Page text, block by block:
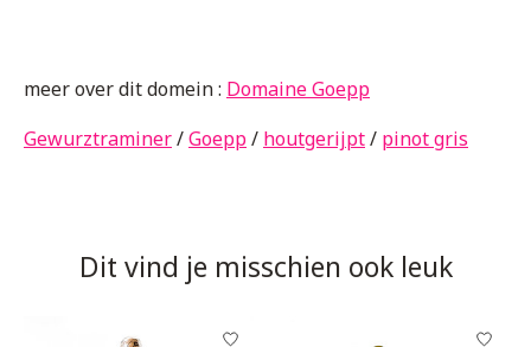
meer over dit domein : Domaine Goepp
Gewurztraminer/Goepp/ houtgerijpt/ pinot gris
Dit vind je misschien ook leuk
Items van productcarrousel